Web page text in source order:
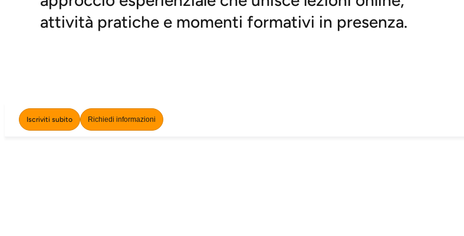
attività pratiche e momenti formativi in presenza.
Iscriviti subito Richiedi informazioni
Richiedi informazioni